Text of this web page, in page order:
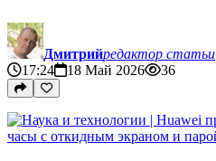
Дмитрийредактор статьи
17:24
18 Май 2026 36